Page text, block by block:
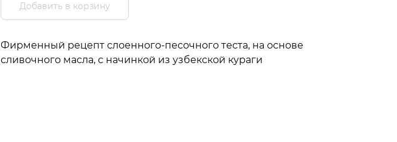
Добавить в корзину
Фирменный рецепт слоенного-песочного теста, на основе
сливочного масла, с начинкой из узбекской кураги